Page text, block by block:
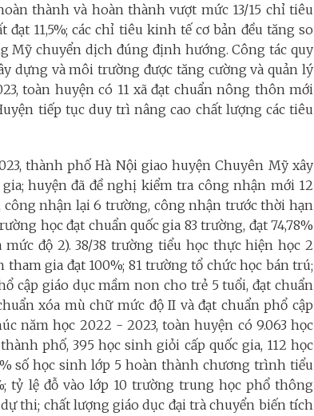
thành và hoàn thành vượt mức 13/15 chỉ tiêu
11,5%; các chỉ tiêu kinh tế cơ bản đều tăng so
Mỹ chuyển dịch đúng định hướng. Công tác quy
dựng và môi trường được tăng cường và quản lý
toàn huyện có 11 xã đạt chuẩn nông thôn mới
tiếp tục duy trì nâng cao chất lượng các tiêu
thành phố Hà Nội giao huyện Chuyên Mỹ xây
huyện đã đề nghị kiểm tra công nhận mới 12
nhận lại 6 trường, công nhận trước thời hạn
học đạt chuẩn quốc gia 83 trường, đạt 74,78%
độ 2). 38/38 trường tiểu học thực hiện học 2
tham gia đạt 100%; 81 trường tổ chức học bán trú;
cập giáo dục mầm non cho trẻ 5 tuổi, đạt chuẩn
xóa mù chữ mức độ II và đạt chuẩn phổ cập
năm học 2022 - 2023, toàn huyện có 9.063 học
phố, 395 học sinh giỏi cấp quốc gia, 112 học
số học sinh lớp 5 hoàn thành chương trình tiểu
tỷ lệ đỗ vào lớp 10 trường trung học phổ thông
thi; chất lượng giáo dục đại trà chuyển biến tích